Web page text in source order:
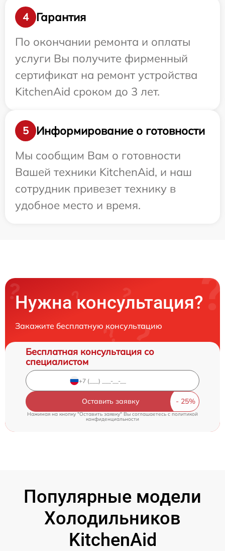
4
Гарантия
По окончании ремонта и оплаты
услуги Вы получите фирменный
сертификат на ремонт устройства
KitchenAid сроком до 3 лет.
5
Информирование о готовности
Мы сообщим Вам о готовности
Вашей техники KitchenAid, и наш
сотрудник привезет технику в
удобное место и время.
Нужна консультация?
Закажите бесплатную консультацию
Бесплатная консультация со
специалистом
Оставить заявку
Нажимая на кнопку "Оставить заявку" Вы соглашаетесь cполитикой
конфиденциальности
Популярные модели
Холодильников
KitchenAid